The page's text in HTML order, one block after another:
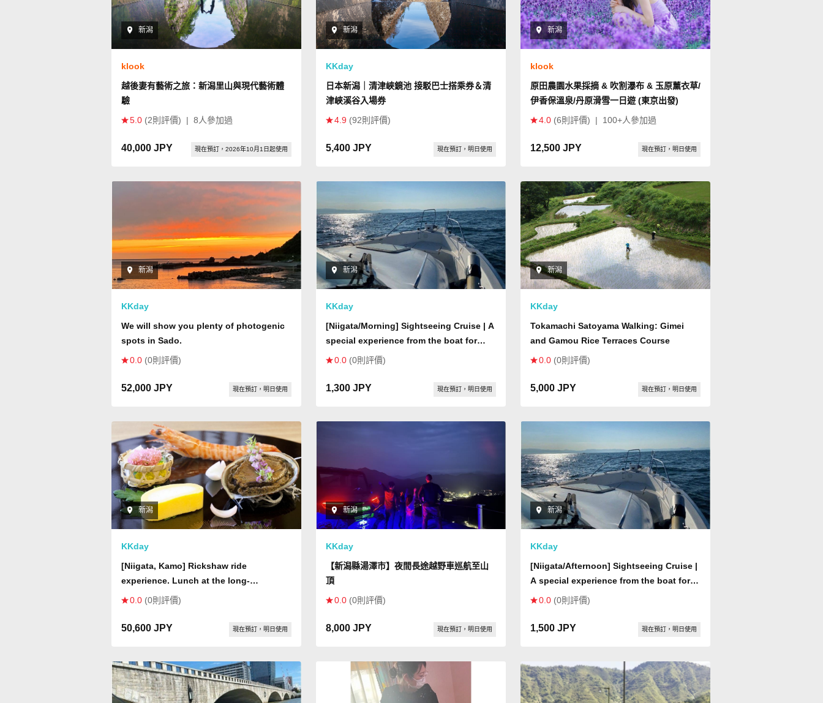
新潟
klook
越後妻有藝術之旅：新潟里山與現代藝術體
驗
5.0 (2則評價) | 8人參加過
40,000 JPY 現在預訂，2026年10月1日起使用
新潟
KKday
日本新潟｜清津峽鏡池 接駁巴士搭乘券＆清
津峽溪谷入場券
4.9 (92則評價)
5,400 JPY 現在預訂，明日使用
新潟
klook
原田農園水果採摘 & 吹割瀑布 & 玉原薰衣草/
伊香保溫泉/丹原滑雪一日遊 (東京出發)
4.0 (6則評價) | 100+人參加過
12,500 JPY 現在預訂，明日使用
新潟
KKday
We will show you plenty of photogenic
spots in Sado.
0.0 (0則評價)
52,000 JPY 現在預訂，明日使用
新潟
KKday
[Niigata/Morning] Sightseeing Cruise | A
special experience from the boat for
couples, families, and married couples ♪
0.0 (0則評價)
1,300 JPY 現在預訂，明日使用
新潟
KKday
Tokamachi Satoyama Walking: Gimei
and Gamou Rice Terraces Course
0.0 (0則評價)
5,000 JPY 現在預訂，明日使用
新潟
KKday
[Niigata, Kamo] Rickshaw ride
experience. Lunch at the long-
established restaurant "Yamaju Honten"
the four seasons is included
0.0 (0則評價)
50,600 JPY 現在預訂，明日使用
新潟
KKday
【新潟縣湯澤市】夜間長途越野車巡航至山
頂
0.0 (0則評價)
8,000 JPY 現在預訂，明日使用
新潟
KKday
[Niigata/Afternoon] Sightseeing Cruise |
A special experience from the boat for
couples, families, and married couples ♪
0.0 (0則評價)
1,500 JPY 現在預訂，明日使用